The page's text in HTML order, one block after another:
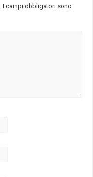
I campi obbligatori sono